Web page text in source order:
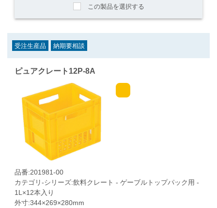
この製品を選択する
受注生産品 納期要相談
ピュアクレート12P-8A
品番:201981-00
カテゴリ-シリーズ:飲料クレート - ゲーブルトップパック用 -
1L×12本入り
外寸:344×269×280mm